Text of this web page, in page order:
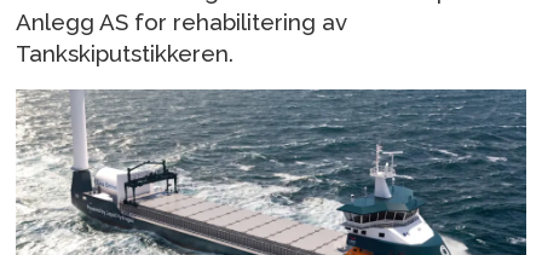
Anlegg AS for rehabilitering av
Tankskiputstikkeren.